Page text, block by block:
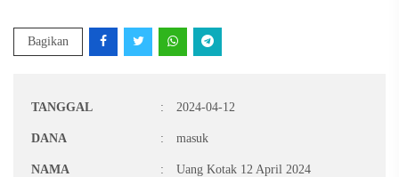
Bagikan
TANGGAL : 2024-04-12
DANA : masuk
NAMA : Uang Kotak 12 April 2024